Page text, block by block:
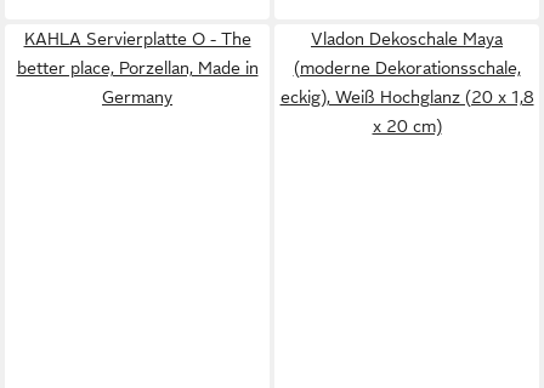
KAHLA Servierplatte O - The
better place, Porzellan, Made in
Germany
Vladon Dekoschale Maya
(moderne Dekorationsschale,
eckig), Weiß Hochglanz (20 x 1,8
x 20 cm)